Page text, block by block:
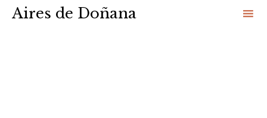
Aires de Doñana